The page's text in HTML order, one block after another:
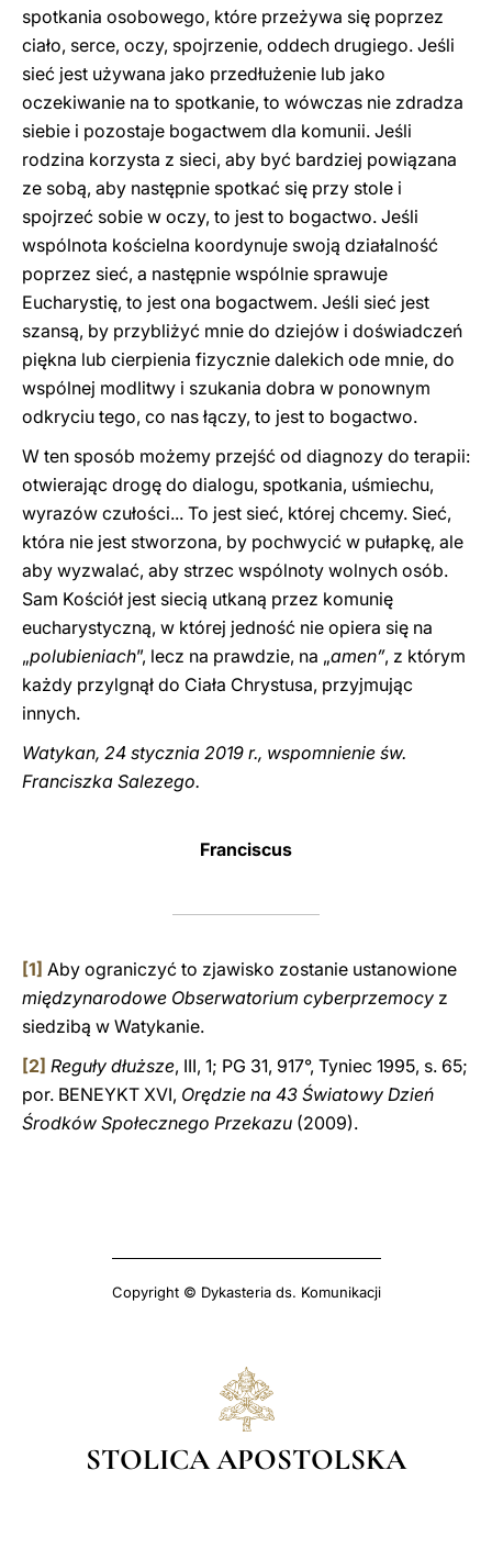
spotkania osobowego, które przeżywa się poprzez
ciało, serce, oczy, spojrzenie, oddech drugiego. Jeśli
sieć jest używana jako przedłużenie lub jako
oczekiwanie na to spotkanie, to wówczas nie zdradza
siebie i pozostaje bogactwem dla komunii. Jeśli
rodzina korzysta z sieci, aby być bardziej powiązana
ze sobą, aby następnie spotkać się przy stole i
spojrzeć sobie w oczy, to jest to bogactwo. Jeśli
wspólnota kościelna koordynuje swoją działalność
poprzez sieć, a następnie wspólnie sprawuje
Eucharystię, to jest ona bogactwem. Jeśli sieć jest
szansą, by przybliżyć mnie do dziejów i doświadczeń
piękna lub cierpienia fizycznie dalekich ode mnie, do
wspólnej modlitwy i szukania dobra w ponownym
odkryciu tego, co nas łączy, to jest to bogactwo.
W ten sposób możemy przejść od diagnozy do terapii:
otwierając drogę do dialogu, spotkania, uśmiechu,
wyrazów czułości... To jest sieć, której chcemy. Sieć,
która nie jest stworzona, by pochwycić w pułapkę, ale
aby wyzwalać, aby strzec wspólnoty wolnych osób.
Sam Kościół jest siecią utkaną przez komunię
eucharystyczną, w której jedność nie opiera się na
„polubieniach”, lecz na prawdzie, na „amen”, z którym
każdy przylgnął do Ciała Chrystusa, przyjmując
innych.
Watykan, 24 stycznia 2019 r., wspomnienie św.
Franciszka Salezego.
Franciscus
[1] Aby ograniczyć to zjawisko zostanie ustanowione
międzynarodowe Obserwatorium cyberprzemocy z
siedzibą w Watykanie.
[2] Reguły dłuższe, III, 1; PG 31, 917°, Tyniec 1995, s. 65;
por. BENEYKT XVI, Orędzie na 43 Światowy Dzień
Środków Społecznego Przekazu (2009).
Copyright © Dykasteria ds. Komunikacji
STOLICA APOSTOLSKA